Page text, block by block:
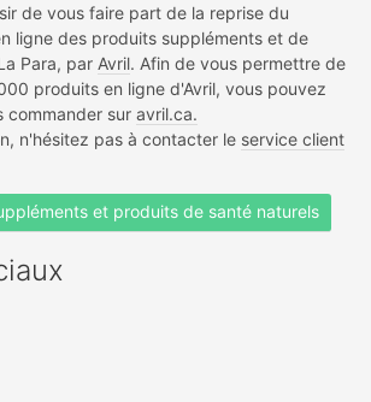
de vous faire part de la reprise du
ligne des produits suppléments et de
Para, par Avril. Afin de vous permettre de
produits en ligne d'Avril, vous pouvez
commander sur avril.ca.
n'hésitez pas à contacter le service client
et produits de santé naturels